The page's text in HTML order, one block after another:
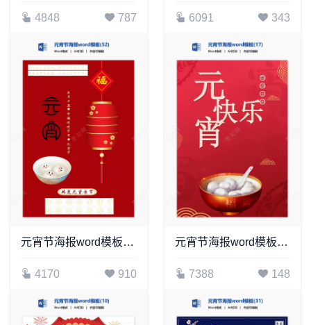
4848 787 6091 343
元宵节海报word模板(52)
4170 910
元宵节海报word模板(17)
7388 148